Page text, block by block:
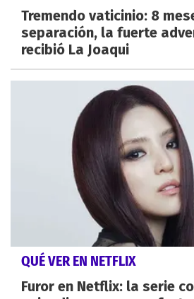
Tremendo vaticinio: 8
separación, la fuerte
recibió La Joaqui
QUÉ VER EN NETFLIX
Furor en Netflix: la serie